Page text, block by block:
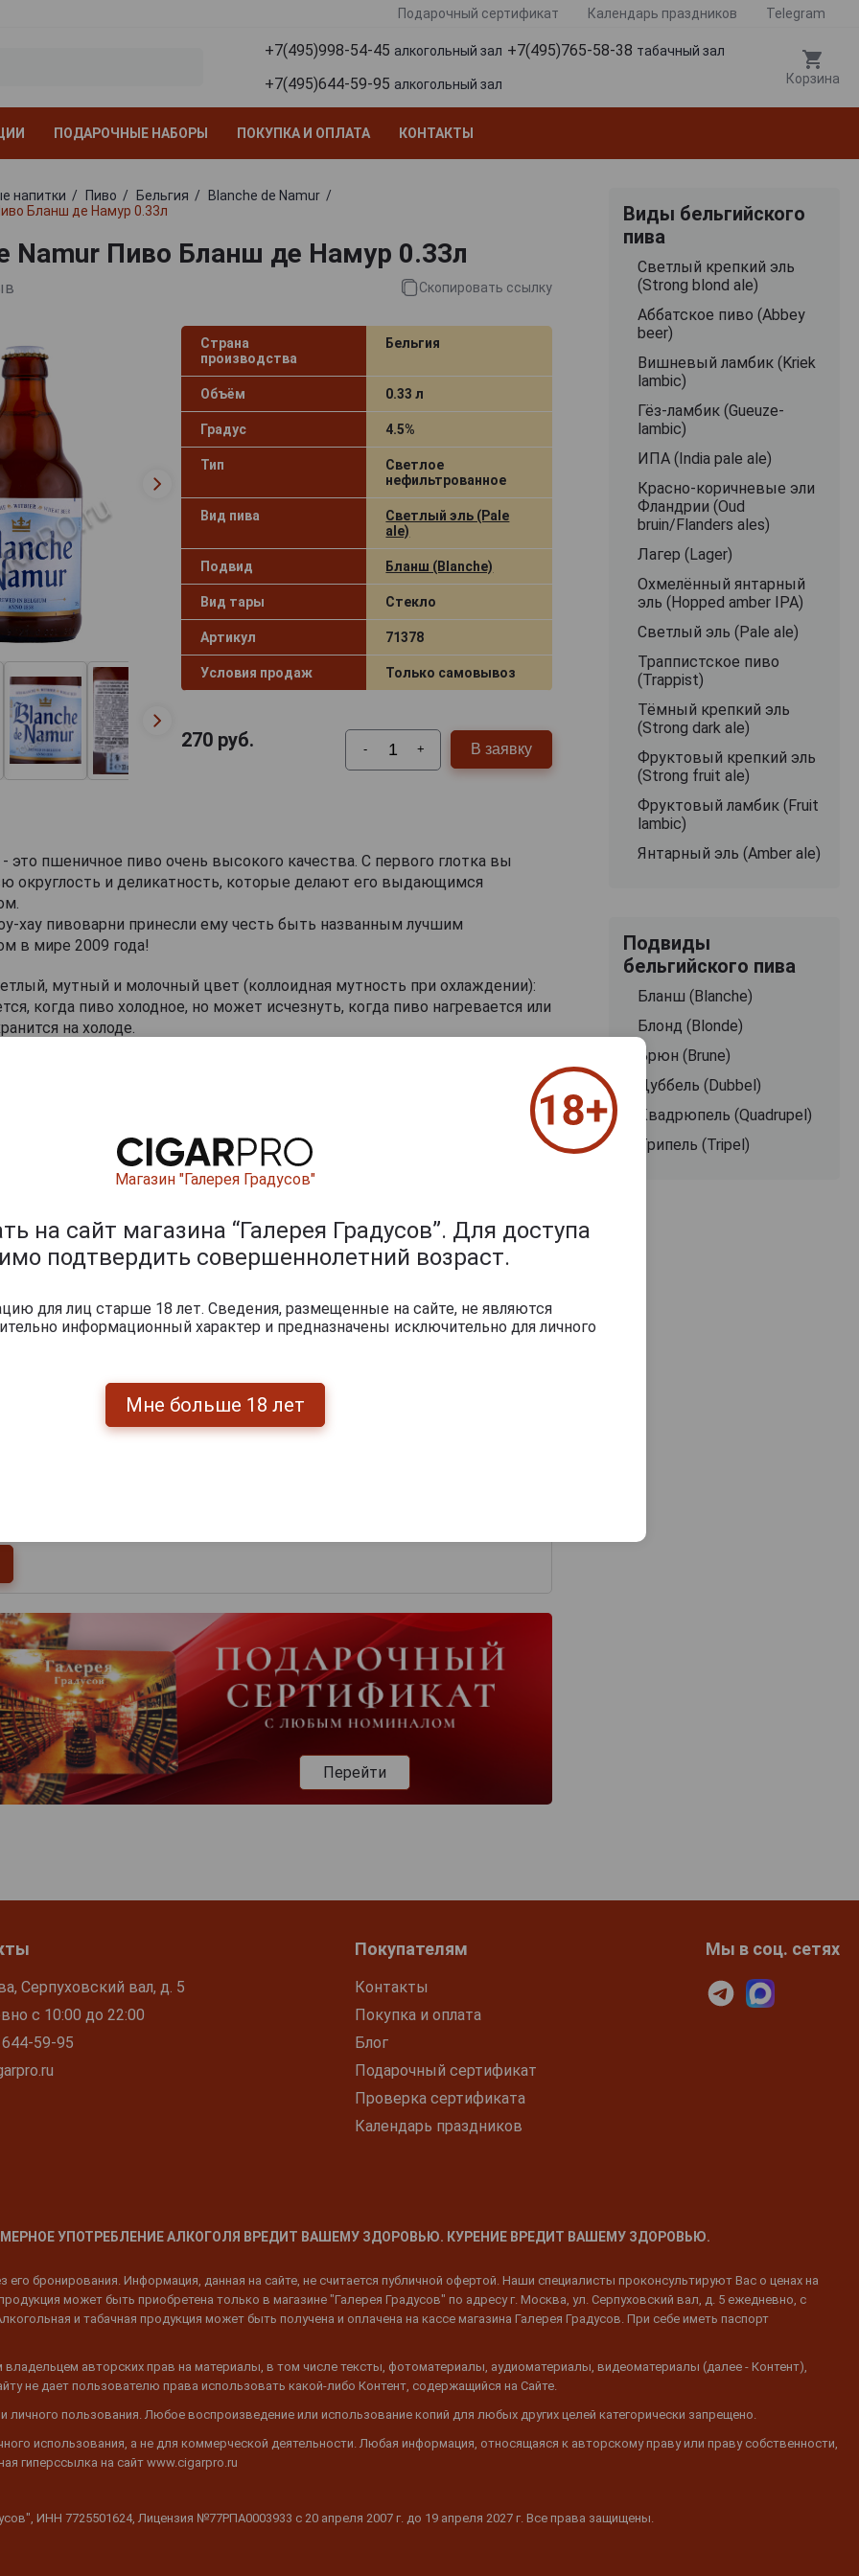
Подарочный сертификат Календарь праздников Telegram
+7(495)998-54-45 алкогольный зал +7(495)765-58-38 табачный зал
+7(495)644-59-95 алкогольный зал Корзина
ПОДАРОЧНЫЕ НАБОРЫ ПОКУПКА И ОПЛАТА КОНТАКТЫ
напитки Пиво Бельгия
Blanche de Namur
Бланш де Намур 0.33л
Namur Пиво Бланш де Намур 0.33л
Скопировать ссылку
Страна
производства
Бельгия
Объём 0.33 л
Градус 4.5%
Тип
Светлое
нефильтрованное
Вид пива
Светлый эль (Pale
ale)
Подвид Бланш (Blanche)
Вид тары Стекло
Артикул 71378
Условия продаж Только самовывоз
270руб. - + В заявку
- это пшеничное пиво очень высокого качества. С первого глотка вы
округлость и деликатность, которые делают его выдающимся
хау пивоварни принесли ему честь быть названным лучшим
в мире 2009 года!
мутный и молочный цвет (коллоидная мутность при охлаждении):
когда пиво холодное, но может исчезнуть, когда пиво нагревается или
на холоде.
Перейти
Виды бельгийского
пива
Cветлый крепкий эль
(Strong blond ale)
Аббатское пиво (Abbey
beer)
Вишневый ламбик (Kriek
lambic)
Гёз-ламбик (Gueuze-
lambic)
ИПА (India pale ale)
Красно-коричневые эли
Фландрии (Oud
bruin/Flanders ales)
Лагер (Lager)
Охмелённый янтарный
эль (Hopped amber IPA)
Светлый эль (Pale ale)
Траппистское пиво
(Trappist)
Тёмный крепкий эль
(Strong dark ale)
Фруктовый крепкий эль
(Strong fruit ale)
Фруктовый ламбик (Fruit
lambic)
Янтарный эль (Amber ale)
Подвиды
бельгийского пива
Бланш (Blanche)
Блонд (Blonde)
Брюн (Brune)
Дуббель (Dubbel)
Квадрюпель (Quadrupel)
Трипель (Tripel)
Серпуховский вал, д. 5
с 10:00 до 22:00
59-95
Покупателям
Контакты
Покупка и оплата
Блог
Подарочный сертификат
Проверка сертификата
Календарь праздников
Мы в соц. сетях
УПОТРЕБЛЕНИЕ АЛКОГОЛЯ ВРЕДИТ ВАШЕМУ ЗДОРОВЬЮ. КУРЕНИЕ ВРЕДИТ ВАШЕМУ ЗДОРОВЬЮ.
бронирования. Информация, данная на сайте, не считается публичной офертой. Наши специалисты проконсультируют Вас о ценах на
может быть приобретена только в магазине "Галерея Градусов" по адресу г. Москва, ул. Серпуховский вал, д. 5 ежедневно, с
и табачная продукция может быть получена и оплачена на кассе магазина Галерея Градусов. При себе иметь паспорт
авторских прав на материалы, в том числе тексты, фотоматериалы, аудиоматериалы, видеоматериалы (далее - Контент),
не дает пользователю права использовать какой-либо Контент, содержащийся на Сайте.
пользования. Любое воспроизведение или использование копий для любых других целей категорически запрещено.
использования, а не для коммерческой деятельности. Любая информация, относящаяся к авторскому праву или праву собственности,
гиперссылка на сайт www.cigarpro.ru
ИНН 7725501624, Лицензия №77РПА0003933 c 20 апреля 2007 г. до 19 апреля 2027 г. Все права защищены.
Магазин "Галерея Градусов"
на сайт магазина “Галерея Градусов”. Для доступа
подтвердить совершеннолетний возраст.
для лиц старше 18 лет. Сведения, размещенные на сайте, не являются
информационный характер и предназначены исключительно для личного
Мне больше 18 лет